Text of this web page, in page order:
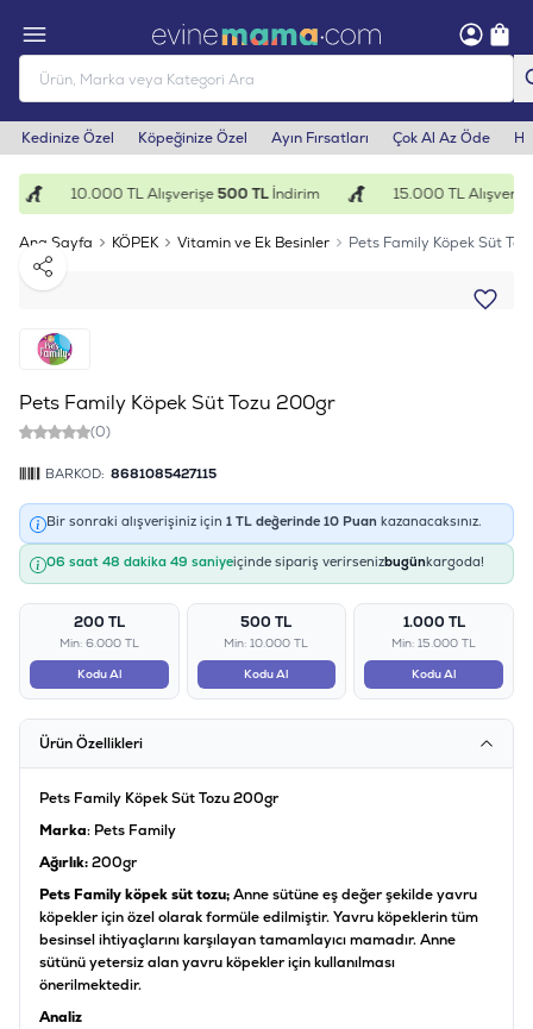
Kedinize Özel Köpeğinize Özel Ayın Fırsatları Çok Al Az Öde
10.000 TL Alışverişe500 TLİndirim 15.000 TL Alışverişe
Ana Sayfa KÖPEK Vitamin ve Ek Besinler
Pets Family Köpek Süt
Paylaş
Pets Family Köpek Süt Tozu 200gr
(0)
BARKOD: 8681085427115
Bir sonraki alışverişiniz için 1 TL değerinde 10 Puan kazanacaksınız.
06 saat 48 dakika 49 saniyeiçinde sipariş verirsenizbugünkargoda!
200 TL
Min: 6.000 TL
Kodu Al
500 TL
Min: 10.000 TL
Kodu Al
1.000 TL
Min: 15.000 TL
Kodu Al
Ürün Özellikleri
Pets Family Köpek Süt Tozu 200gr
Marka: Pets Family
Ağırlık:200gr
Pets Family köpek süt tozu;Anne sütüne eş değer şekilde yavru
köpekler için özel olarak formüle edilmiştir. Yavru köpeklerin tüm
besinsel ihtiyaçlarını karşılayan tamamlayıcı mamadır. Anne
sütünü yetersiz alan yavru köpekler için kullanılması
önerilmektedir.
Analiz